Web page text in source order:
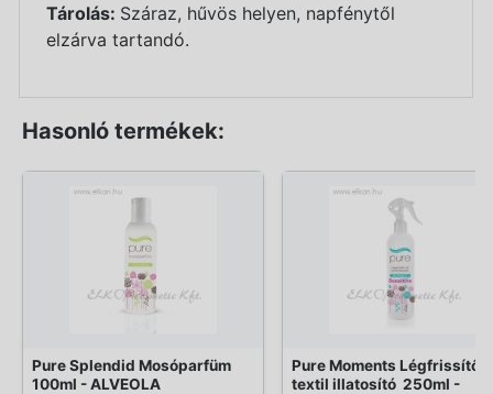
Tárolás: Száraz, hűvös helyen, napfénytől
elzárva tartandó.
Hasonló termékek:
Pure Splendid Mosóparfüm
100ml - ALVEOLA
Pure Moments Légfrissítő
textil illatosító  250ml -